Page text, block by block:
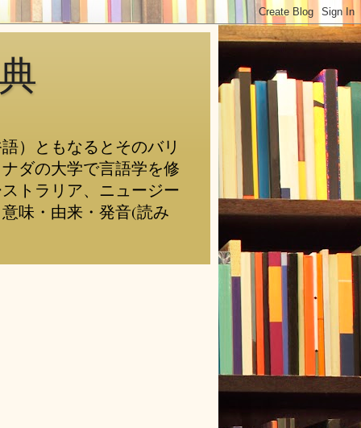
）ともなるとそのバリ
ダの大学で言語学を修
トラリア、ニュージー
味・由来・発音(読み